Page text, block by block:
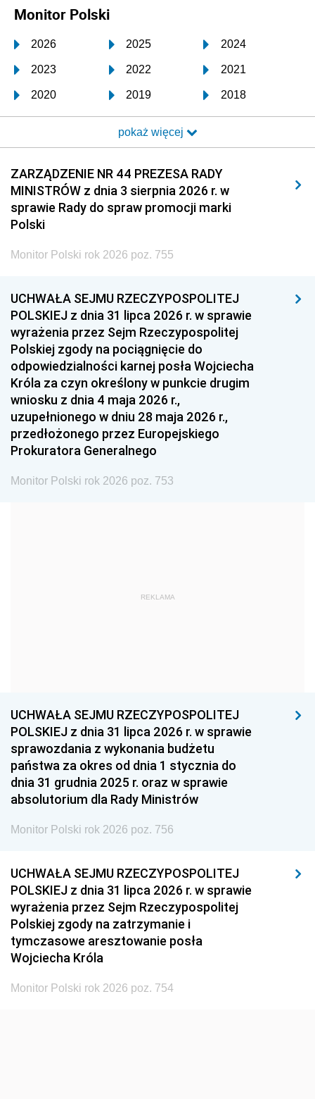
Monitor Polski
2026 2025 2024
2023 2022 2021
2020 2019 2018
2017 2016 2015
2014 2013 2012
2011 2010 2009
2008 2007 2006
2005
1996 1995 1994
1993 1992 1991
1990 1989
1987 1986 1985
1984 1983
1981 1980 1979
1978 1977
1975 1974
1959
1939 1938 1937
1936 1930
pokaż więcej
ZARZĄDZENIE NR 44 PREZESA RADY
MINISTRÓW z dnia 3 sierpnia 2026 r. w
sprawie Rady do spraw promocji marki
Polski
Monitor Polski rok 2026 poz. 755
UCHWAŁA SEJMU RZECZYPOSPOLITEJ
POLSKIEJ z dnia 31 lipca 2026 r. w sprawie
wyrażenia przez Sejm Rzeczypospolitej
Polskiej zgody na pociągnięcie do
odpowiedzialności karnej posła Wojciecha
Króla za czyn określony w punkcie drugim
wniosku z dnia 4 maja 2026 r.,
uzupełnionego w dniu 28 maja 2026 r.,
przedłożonego przez Europejskiego
Prokuratora Generalnego
Monitor Polski rok 2026 poz. 753
REKLAMA
UCHWAŁA SEJMU RZECZYPOSPOLITEJ
POLSKIEJ z dnia 31 lipca 2026 r. w sprawie
sprawozdania z wykonania budżetu
państwa za okres od dnia 1 stycznia do
dnia 31 grudnia 2025 r. oraz w sprawie
absolutorium dla Rady Ministrów
Monitor Polski rok 2026 poz. 756
UCHWAŁA SEJMU RZECZYPOSPOLITEJ
POLSKIEJ z dnia 31 lipca 2026 r. w sprawie
wyrażenia przez Sejm Rzeczypospolitej
Polskiej zgody na zatrzymanie i
tymczasowe aresztowanie posła
Wojciecha Króla
Monitor Polski rok 2026 poz. 754